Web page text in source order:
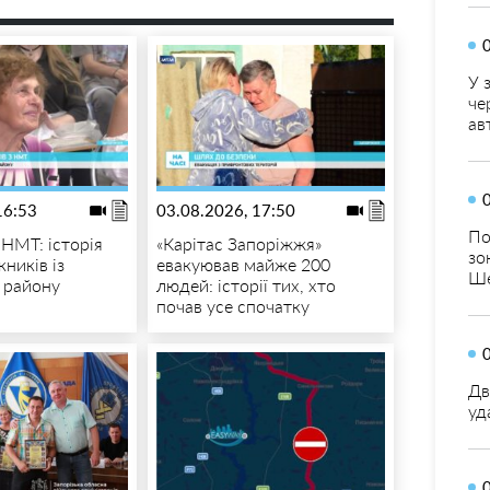
історія
із
району
03.08.2026, 17:50
«Карітас Запоріжжя»
евакуював майже 200
людей: історії тих, хто
почав усе спочатку
У